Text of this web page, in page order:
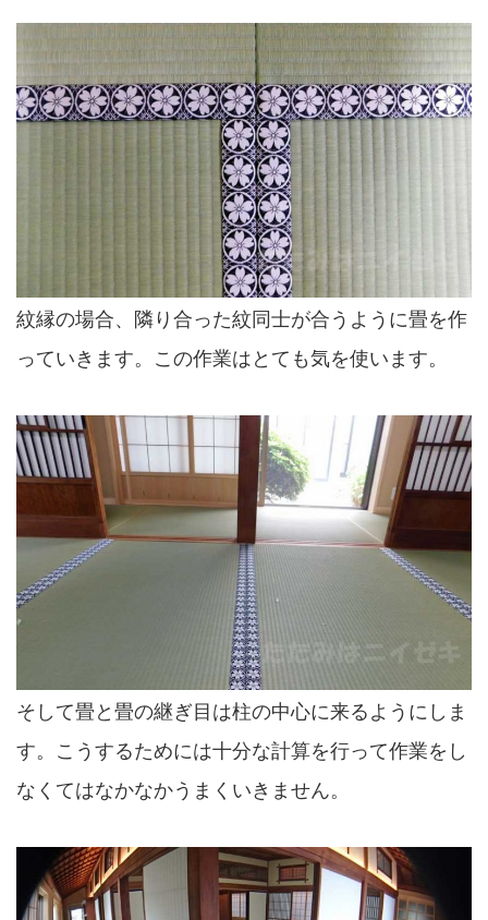
紋縁の場合、隣り合った紋同士が合うように畳を作
っていきます。この作業はとても気を使います。
そして畳と畳の継ぎ目は柱の中心に来るようにしま
す。こうするためには十分な計算を行って作業をし
なくてはなかなかうまくいきません。